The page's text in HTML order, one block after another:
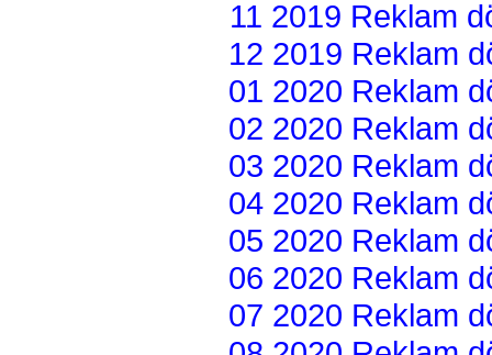
11 2019 Reklam
12 2019 Reklam
01 2020 Reklam
02 2020 Reklam
03 2020 Reklam
04 2020 Reklam
05 2020 Reklam
06 2020 Reklam
07 2020 Reklam